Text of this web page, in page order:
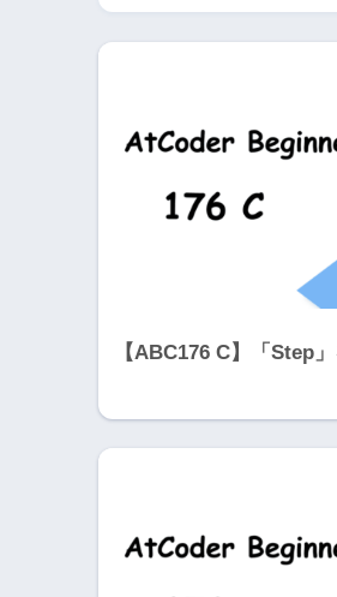
【ABC176 C】「Step